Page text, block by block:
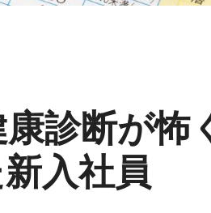
診断が怖
入社員